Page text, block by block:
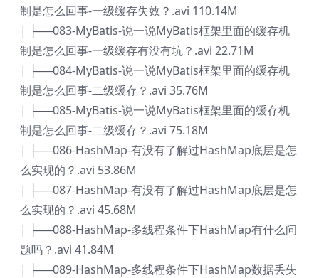
制是怎么回事-一级缓存失效？.avi 110.14M
| ├──083-MyBatis-说一说MyBatis框架里面的缓存机
制是怎么回事-一级缓存有没有坑？.avi 22.71M
| ├──084-MyBatis-说一说MyBatis框架里面的缓存机
制是怎么回事-二级缓存？.avi 35.76M
| ├──085-MyBatis-说一说MyBatis框架里面的缓存机
制是怎么回事-二级缓存？.avi 75.18M
| ├──086-HashMap-有没有了解过HashMap底层是怎
么实现的？.avi 53.86M
| ├──087-HashMap-有没有了解过HashMap底层是怎
么实现的？.avi 45.68M
| ├──088-HashMap-多线程条件下HashMap有什么问
题吗？.avi 41.84M
| ├──089-HashMap-多线程条件下HashMap数据丢失